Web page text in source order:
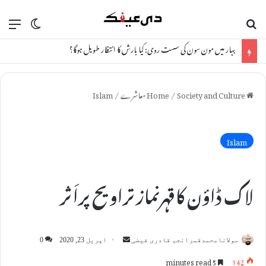
skin
بہار میں مون سون کی سست روی: کیا بارش کا انتظار طویل ہوگا؟
/Society and Culture معاشرے /
Islam
Islam
لاک ڈاؤن کاقہرنمازتراویح پراَثر
مولانامحمدقمرانجم قادری فیضی اپریل 23, 2020 0
142